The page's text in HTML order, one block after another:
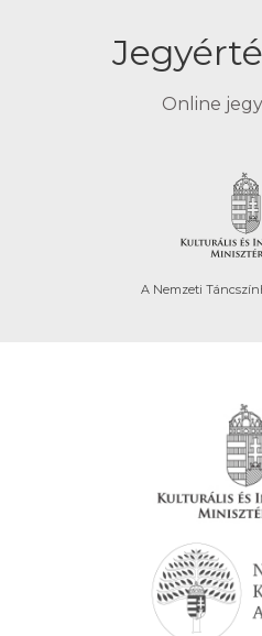
Online
A Nemzeti